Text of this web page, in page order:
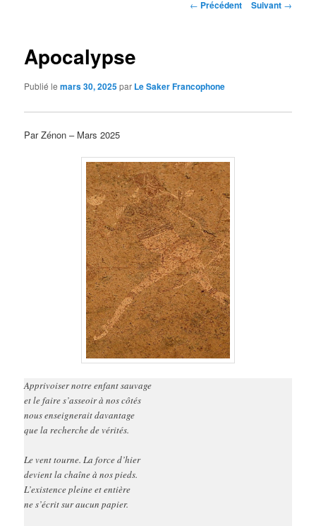
Navigation
← Précédent Suivant →
Apocalypse
Publié lemars 30, 2025par Le Saker Francophone
Par Zénon – Mars 2025
Apprivoiser notre enfant sauvage
et le faire s’asseoir à nos côtés
nous enseignerait davantage
que la recherche de vérités.
Le vent tourne. La force d’hier
devient la chaîne à nos pieds.
L’existence pleine et entière
ne s’écrit sur aucun papier.